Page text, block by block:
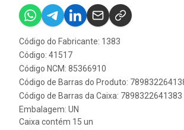
Código do Fabricante: 1383
Código: 41517
Código NCM: 85366910
Código de Barras do Produto:
Código de Barras da Caixa: 7898322641383
Embalagem: UN
Caixa contém 15 un